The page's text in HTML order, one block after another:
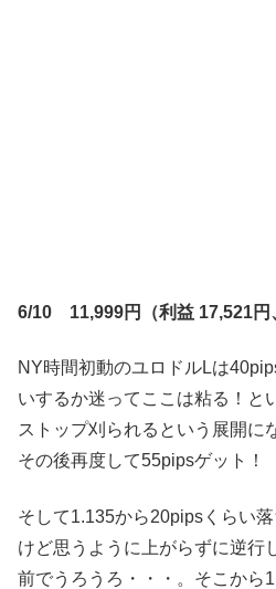
6/10 11,999円（利益 17,521円
NY時間初動のユロドルLは
いするか迷ってここは粘る！と
ストップ刈られるという展開に
その後再度して55pipsゲット！
そして1.135から20pipsくらい
けど思うように上がらずに逆行
前でうろうろ・・・。そこから